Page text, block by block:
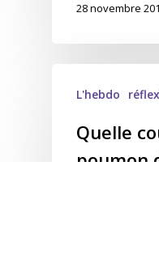
28 novembre
L'hebdo
Quelle
poumon